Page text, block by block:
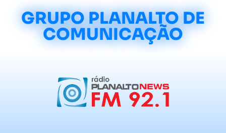
GRUPO PLANALTO DE
COMUNICAÇÃO